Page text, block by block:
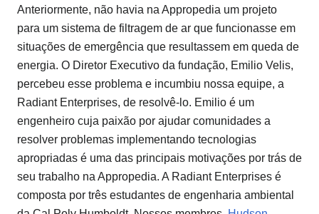
Anteriormente, não havia na Appropedia um projeto
para um sistema de filtragem de ar que funcionasse em
situações de emergência que resultassem em queda de
energia. O Diretor Executivo da fundação, Emilio Velis,
percebeu esse problema e incumbiu nossa equipe, a
Radiant Enterprises, de resolvê-lo. Emilio é um
engenheiro cuja paixão por ajudar comunidades a
resolver problemas implementando tecnologias
apropriadas é uma das principais motivações por trás de
seu trabalho na Appropedia. A Radiant Enterprises é
composta por três estudantes de engenharia ambiental